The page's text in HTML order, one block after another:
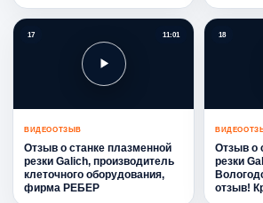
17 11:01
ВИДЕООТЗЫВ
Отзыв о станке плазменной
резки Galich, производитель
клеточного оборудования,
фирма РЕБЕР
18
Отзыв о
резки
отзыв!